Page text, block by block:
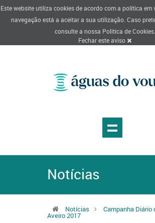
Este website utiliza cookies de acordo com a política em
navegação está a aceitar a sua utilização. Caso
consulte a nossa Politica de Cookies.
Fechar este aviso
Notícias
Notícias Campanha Diário
Aveiro 2017